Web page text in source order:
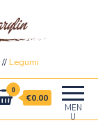
// Legumi
MEN
U
0
€0.00